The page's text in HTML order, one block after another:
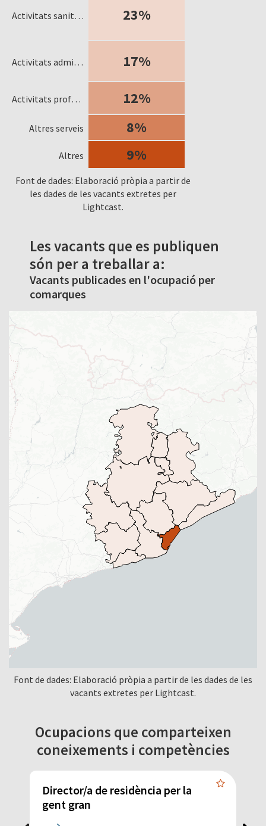
Activitats sanitàries i de serveis socials 23%
Activitats administratives i serveis auxiliars 17%
Activitats professionals, científiques i tècniques 12%
Altres serveis 8%
Altres 9%
Font de dades: Elaboració pròpia a partir de
les dades de les vacants extretes per
Lightcast.
Les vacants que es publiquen
són per a treballar a:
Vacants publicades en l'ocupació per
comarques
Font de dades: Elaboració pròpia a partir de les dades de les
vacants extretes per Lightcast.
Ocupacions que comparteixen
coneixements i competències
Director/a de residència per la
gent gran